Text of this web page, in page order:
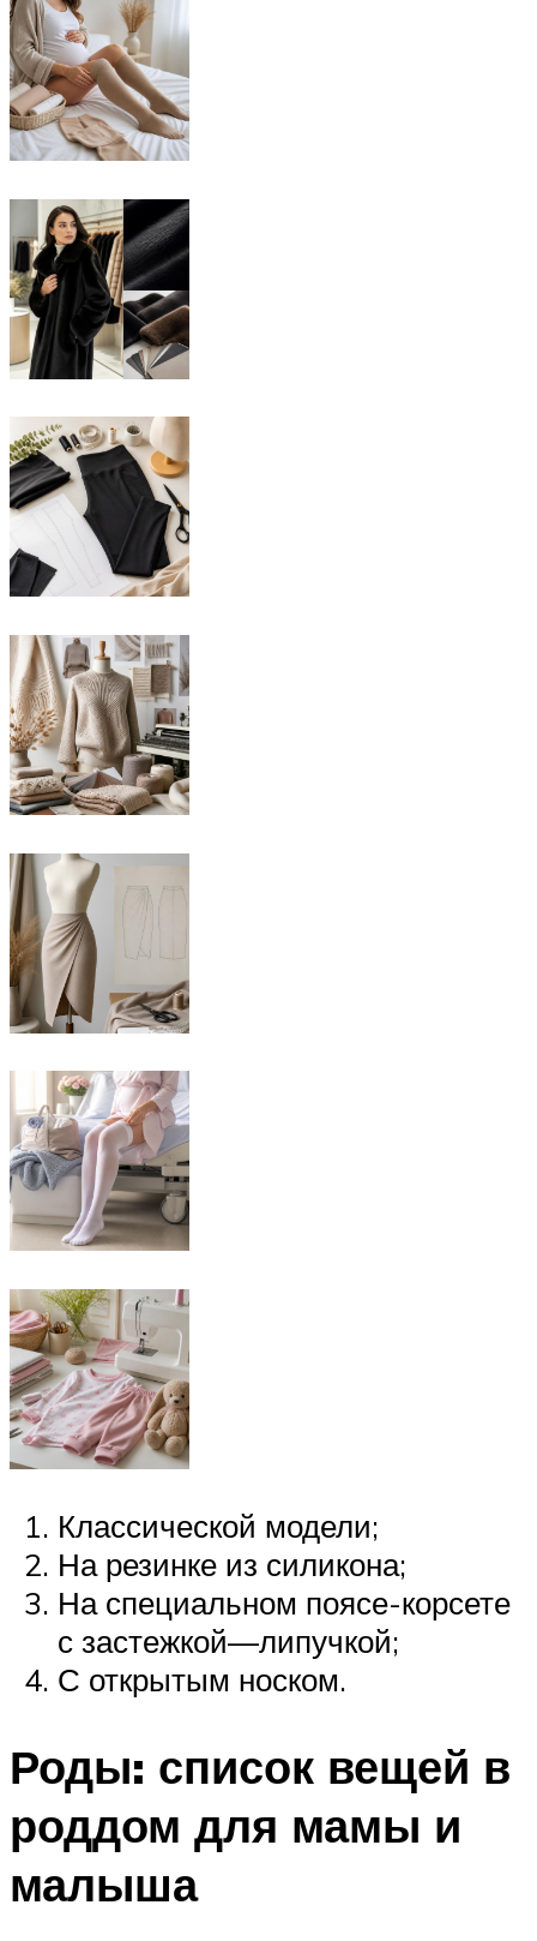
Классической модели;
На резинке из силикона;
На специальном поясе-корсете
с застежкой—липучкой;
С открытым носком.
Роды: список вещей в
роддом для мамы и
малыша